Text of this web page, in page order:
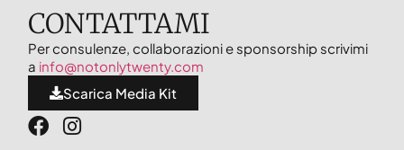
CONTATTAMI
Per consulenze, collaborazioni e sponsorship scrivimi
a info@notonlytwenty.com
Scarica Media Kit